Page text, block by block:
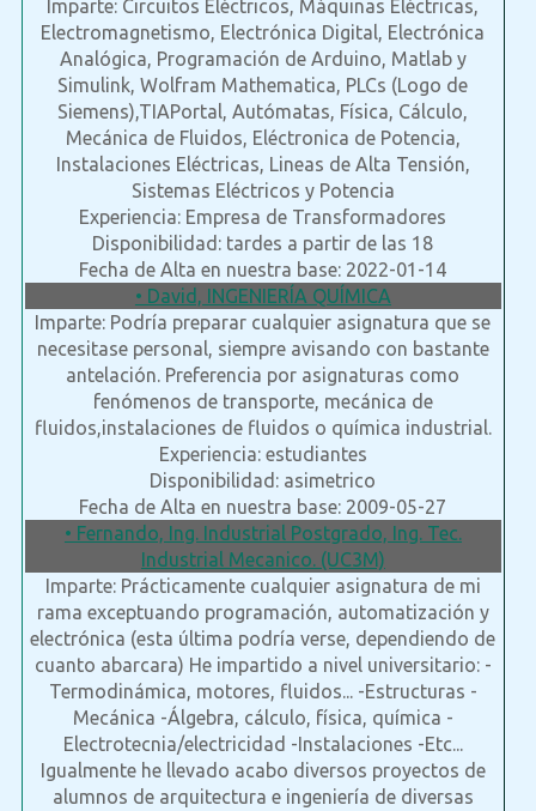
Imparte: Circuitos Eléctricos, Máquinas Eléctricas,
Electromagnetismo, Electrónica Digital, Electrónica
Analógica, Programación de Arduino, Matlab y
Simulink, Wolfram Mathematica, PLCs (Logo de
Siemens),TIAPortal, Autómatas, Física, Cálculo,
Mecánica de Fluidos, Eléctronica de Potencia,
Instalaciones Eléctricas, Lineas de Alta Tensión,
Sistemas Eléctricos y Potencia
Experiencia: Empresa de Transformadores
Disponibilidad: tardes a partir de las 18
Fecha de Alta en nuestra base: 2022-01-14
• David, INGENIERÍA QUÍMICA
Imparte: Podría preparar cualquier asignatura que se
necesitase personal, siempre avisando con bastante
antelación. Preferencia por asignaturas como
fenómenos de transporte, mecánica de
fluidos,instalaciones de fluidos o química industrial.
Experiencia: estudiantes
Disponibilidad: asimetrico
Fecha de Alta en nuestra base: 2009-05-27
• Fernando, Ing. Industrial Postgrado, Ing. Tec.
Industrial Mecanico. (UC3M)
Imparte: Prácticamente cualquier asignatura de mi
rama exceptuando programación, automatización y
electrónica (esta última podría verse, dependiendo de
cuanto abarcara) He impartido a nivel universitario: -
Termodinámica, motores, fluidos... -Estructuras -
Mecánica -Álgebra, cálculo, física, química -
Electrotecnia/electricidad -Instalaciones -Etc...
Igualmente he llevado acabo diversos proyectos de
alumnos de arquitectura e ingeniería de diversas